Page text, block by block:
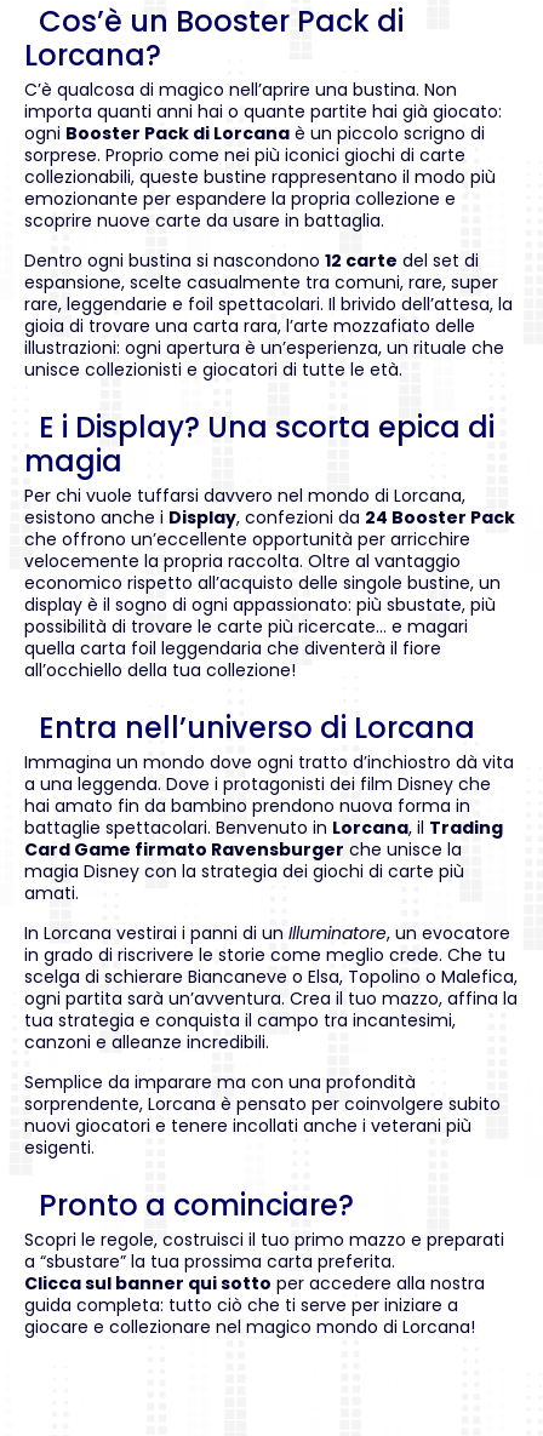
Cos’è un Booster Pack di
Lorcana?
C’è qualcosa di magico nell’aprire una bustina. Non
importa quanti anni hai o quante partite hai già giocato:
ogni Booster Pack di Lorcana è un piccolo scrigno di
sorprese. Proprio come nei più iconici giochi di carte
collezionabili, queste bustine rappresentano il modo più
emozionante per espandere la propria collezione e
scoprire nuove carte da usare in battaglia.
Dentro ogni bustina si nascondono 12 carte del set di
espansione, scelte casualmente tra comuni, rare, super
rare, leggendarie e foil spettacolari. Il brivido dell’attesa, la
gioia di trovare una carta rara, l’arte mozzafiato delle
illustrazioni: ogni apertura è un’esperienza, un rituale che
unisce collezionisti e giocatori di tutte le età.
E i Display? Una scorta epica di
magia
Per chi vuole tuffarsi davvero nel mondo di Lorcana,
esistono anche i Display, confezioni da 24 Booster Pack
che offrono un’eccellente opportunità per arricchire
velocemente la propria raccolta. Oltre al vantaggio
economico rispetto all’acquisto delle singole bustine, un
display è il sogno di ogni appassionato: più sbustate, più
possibilità di trovare le carte più ricercate… e magari
quella carta foil leggendaria che diventerà il fiore
all’occhiello della tua collezione!
Entra nell’universo di Lorcana
Immagina un mondo dove ogni tratto d’inchiostro dà vita
a una leggenda. Dove i protagonisti dei film Disney che
hai amato fin da bambino prendono nuova forma in
battaglie spettacolari. Benvenuto in Lorcana, il Trading
Card Game firmato Ravensburger che unisce la
magia Disney con la strategia dei giochi di carte più
amati.
In Lorcana vestirai i panni di un Illuminatore, un evocatore
in grado di riscrivere le storie come meglio crede. Che tu
scelga di schierare Biancaneve o Elsa, Topolino o Malefica,
ogni partita sarà un’avventura. Crea il tuo mazzo, affina la
tua strategia e conquista il campo tra incantesimi,
canzoni e alleanze incredibili.
Semplice da imparare ma con una profondità
sorprendente, Lorcana è pensato per coinvolgere subito
nuovi giocatori e tenere incollati anche i veterani più
esigenti.
Pronto a cominciare?
Scopri le regole, costruisci il tuo primo mazzo e preparati
a “sbustare” la tua prossima carta preferita.
Clicca sul banner qui sotto per accedere alla nostra
guida completa: tutto ciò che ti serve per iniziare a
giocare e collezionare nel magico mondo di Lorcana!